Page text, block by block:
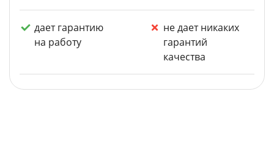
дает гарантию
на работу
не дает никаких
гарантий
качества